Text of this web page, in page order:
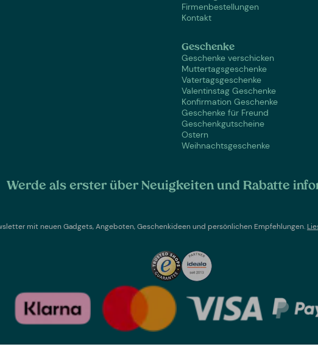
Firmenbestellungen
Kontakt
Geschenke
Geschenke verschicken
Muttertagsgeschenke
Vatertagsgeschenke
Valentinstag Geschenke
Konfirmation Geschenke
Geschenke für Freund
Geschenkgutscheine
Ostern
Weihnachtsgeschenke
Werde als erster über Neuigkeiten und Rabatte
mit neuen Gadgets, Angeboten, Geschenkideen und persönlichen Empfehlungen.